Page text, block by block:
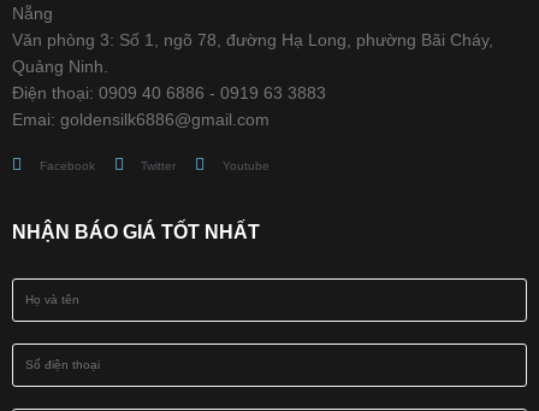
Nẵng
Văn phòng 3: Số 1, ngõ 78, đường Hạ Long, phường Bãi Cháy,
Quảng Ninh.
Điện thoại: 0909 40 6886 - 0919 63 3883
Emai: goldensilk6886@gmail.com
Facebook Twitter Youtube
NHẬN BÁO GIÁ TỐT NHẤT